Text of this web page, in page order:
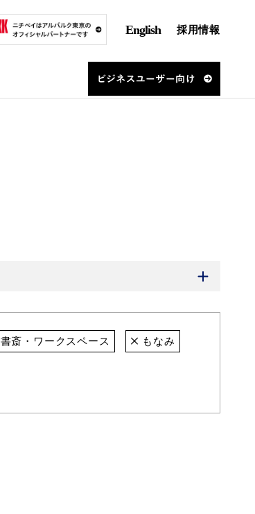
English 採用情報
書斎・ワークスペース もなみ